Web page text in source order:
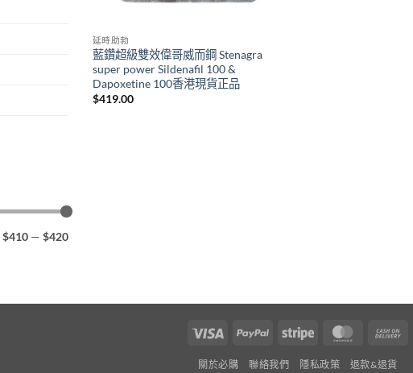
$410 — $420
延時助勃
藍鑽超級雙效偉哥威而鋼 Stenagra
super power Sildenafil 100 &
Dapoxetine 100香港現貨正品
$419.00
Visa PayPal Stripe MasterCard
關於必購 聯絡我們 隱私政策 退款&退貨